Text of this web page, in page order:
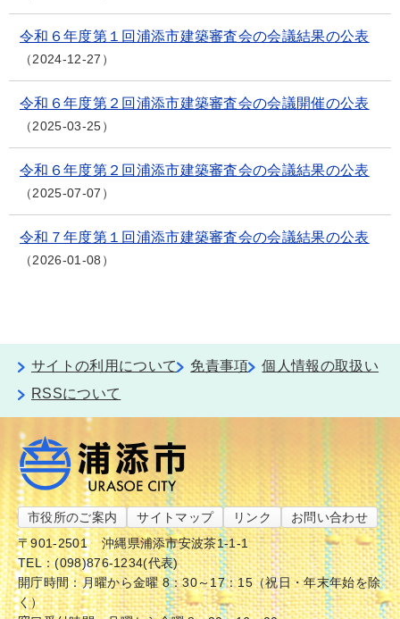
令和６年度第１回浦添市建築審査会の会議結果の公表
2024-12-27
令和６年度第２回浦添市建築審査会の会議開催の公表
2025-03-25
令和６年度第２回浦添市建築審査会の会議結果の公表
2025-07-07
令和７年度第１回浦添市建築審査会の会議結果の公表
2026-01-08
サイトの利用について 免責事項
個人情報の取扱い
RSSについて
市役所のご案内 サイトマップ リンク
お問い合わせ
〒901-2501
沖縄県浦添市安波茶1-1-1
TEL：(098)876-1234(代表)
開庁時間：月曜から金曜 8：30～17：15（祝日・年末年始を除
く）